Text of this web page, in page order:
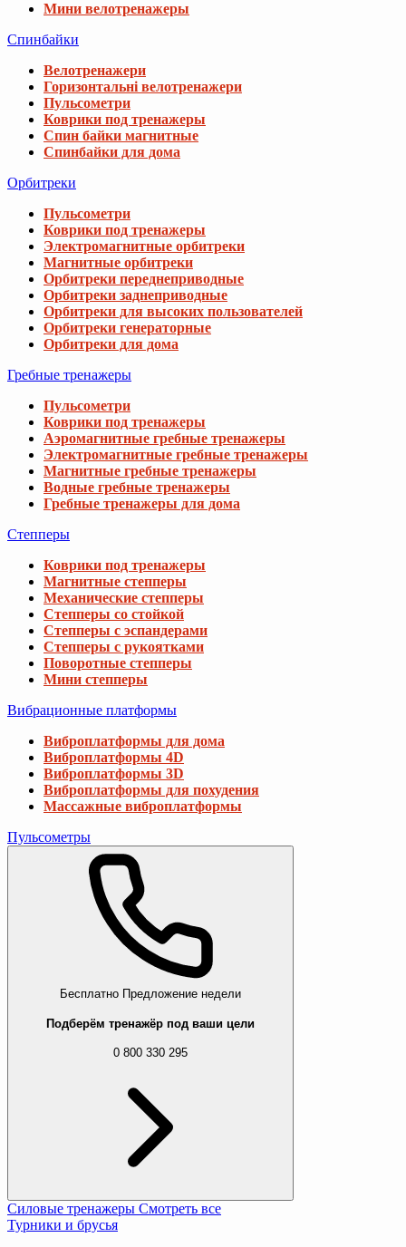
Мини велотренажеры
Спинбайки
Велотренажери
Горизонтальні велотренажери
Пульсометри
Коврики под тренажеры
Спин байки магнитные
Спинбайки для дома
Орбитреки
Пульсометри
Коврики под тренажеры
Электромагнитные орбитреки
Магнитные орбитреки
Орбитреки переднеприводные
Орбитреки заднеприводные
Орбитреки для высоких пользователей
Орбитреки генераторные
Орбитреки для дома
Гребные тренажеры
Пульсометри
Коврики под тренажеры
Аэромагнитные гребные тренажеры
Электромагнитные гребные тренажеры
Магнитные гребные тренажеры
Водные гребные тренажеры
Гребные тренажеры для дома
Степперы
Коврики под тренажеры
Магнитные степперы
Механические степперы
Степперы со стойкой
Степперы с эспандерами
Степперы с рукоятками
Поворотные степперы
Мини степперы
Вибрационные платформы
Виброплатформы для дома
Виброплатформы 4D
Виброплатформы 3D
Виброплатформы для похудения
Массажные виброплатформы
Пульсометры
Бесплатно Предложение недели
Подберём тренажёр под ваши цели
0 800 330 295
Силовые тренажеры Смотреть все
Турники и брусья